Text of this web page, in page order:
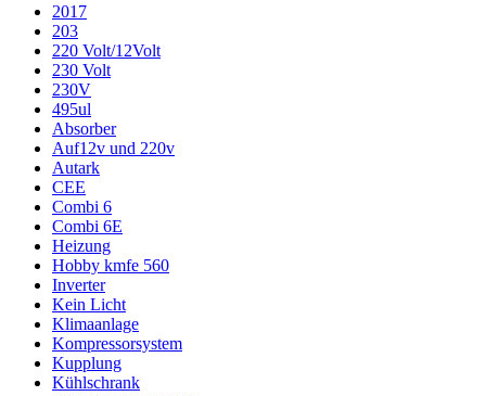
2017
203
220 Volt/12Volt
230 Volt
230V
495ul
Absorber
Auf12v und 220v
Autark
CEE
Combi 6
Combi 6E
Heizung
Hobby kmfe 560
Inverter
Kein Licht
Klimaanlage
Kompressorsystem
Kupplung
Kühlschrank